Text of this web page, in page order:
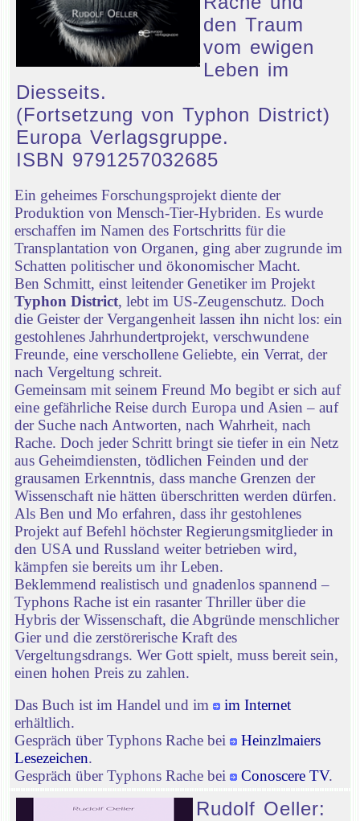
den Traum
vom ewigen
Leben im
Diesseits.
(Fortsetzung von Typhon District)
Europa Verlagsgruppe.
ISBN 9791257032685
Ein geheimes Forschungsprojekt diente der
Produktion von Mensch-Tier-Hybriden. Es wurde
erschaffen im Namen des Fortschritts für die
Transplantation von Organen, ging aber zugrunde im
Schatten politischer und ökonomischer Macht.
Ben Schmitt, einst leitender Genetiker im Projekt
Typhon District, lebt im US-Zeugenschutz. Doch
die Geister der Vergangenheit lassen ihn nicht los: ein
gestohlenes Jahrhundertprojekt, verschwundene
Freunde, eine verschollene Geliebte, ein Verrat, der
nach Vergeltung schreit.
Gemeinsam mit seinem Freund Mo begibt er sich auf
eine gefährliche Reise durch Europa und Asien – auf
der Suche nach Antworten, nach Wahrheit, nach
Rache. Doch jeder Schritt bringt sie tiefer in ein Netz
aus Geheimdiensten, tödlichen Feinden und der
grausamen Erkenntnis, dass manche Grenzen der
Wissenschaft nie hätten überschritten werden dürfen.
Als Ben und Mo erfahren, dass ihr gestohlenes
Projekt auf Befehl höchster Regierungsmitglieder in
den USA und Russland weiter betrieben wird,
kämpfen sie bereits um ihr Leben.
Beklemmend realistisch und gnadenlos spannend –
Typhons Rache ist ein rasanter Thriller über die
Hybris der Wissenschaft, die Abgründe menschlicher
Gier und die zerstörerische Kraft des
Vergeltungsdrangs. Wer Gott spielt, muss bereit sein,
einen hohen Preis zu zahlen.
Das Buch ist im Handel und im
im Internet
erhältlich.
Gespräch über Typhons Rache bei
Heinzlmaiers
Lesezeichen.
Gespräch über Typhons Rache bei
Conoscere TV.
Rudolf Oeller: